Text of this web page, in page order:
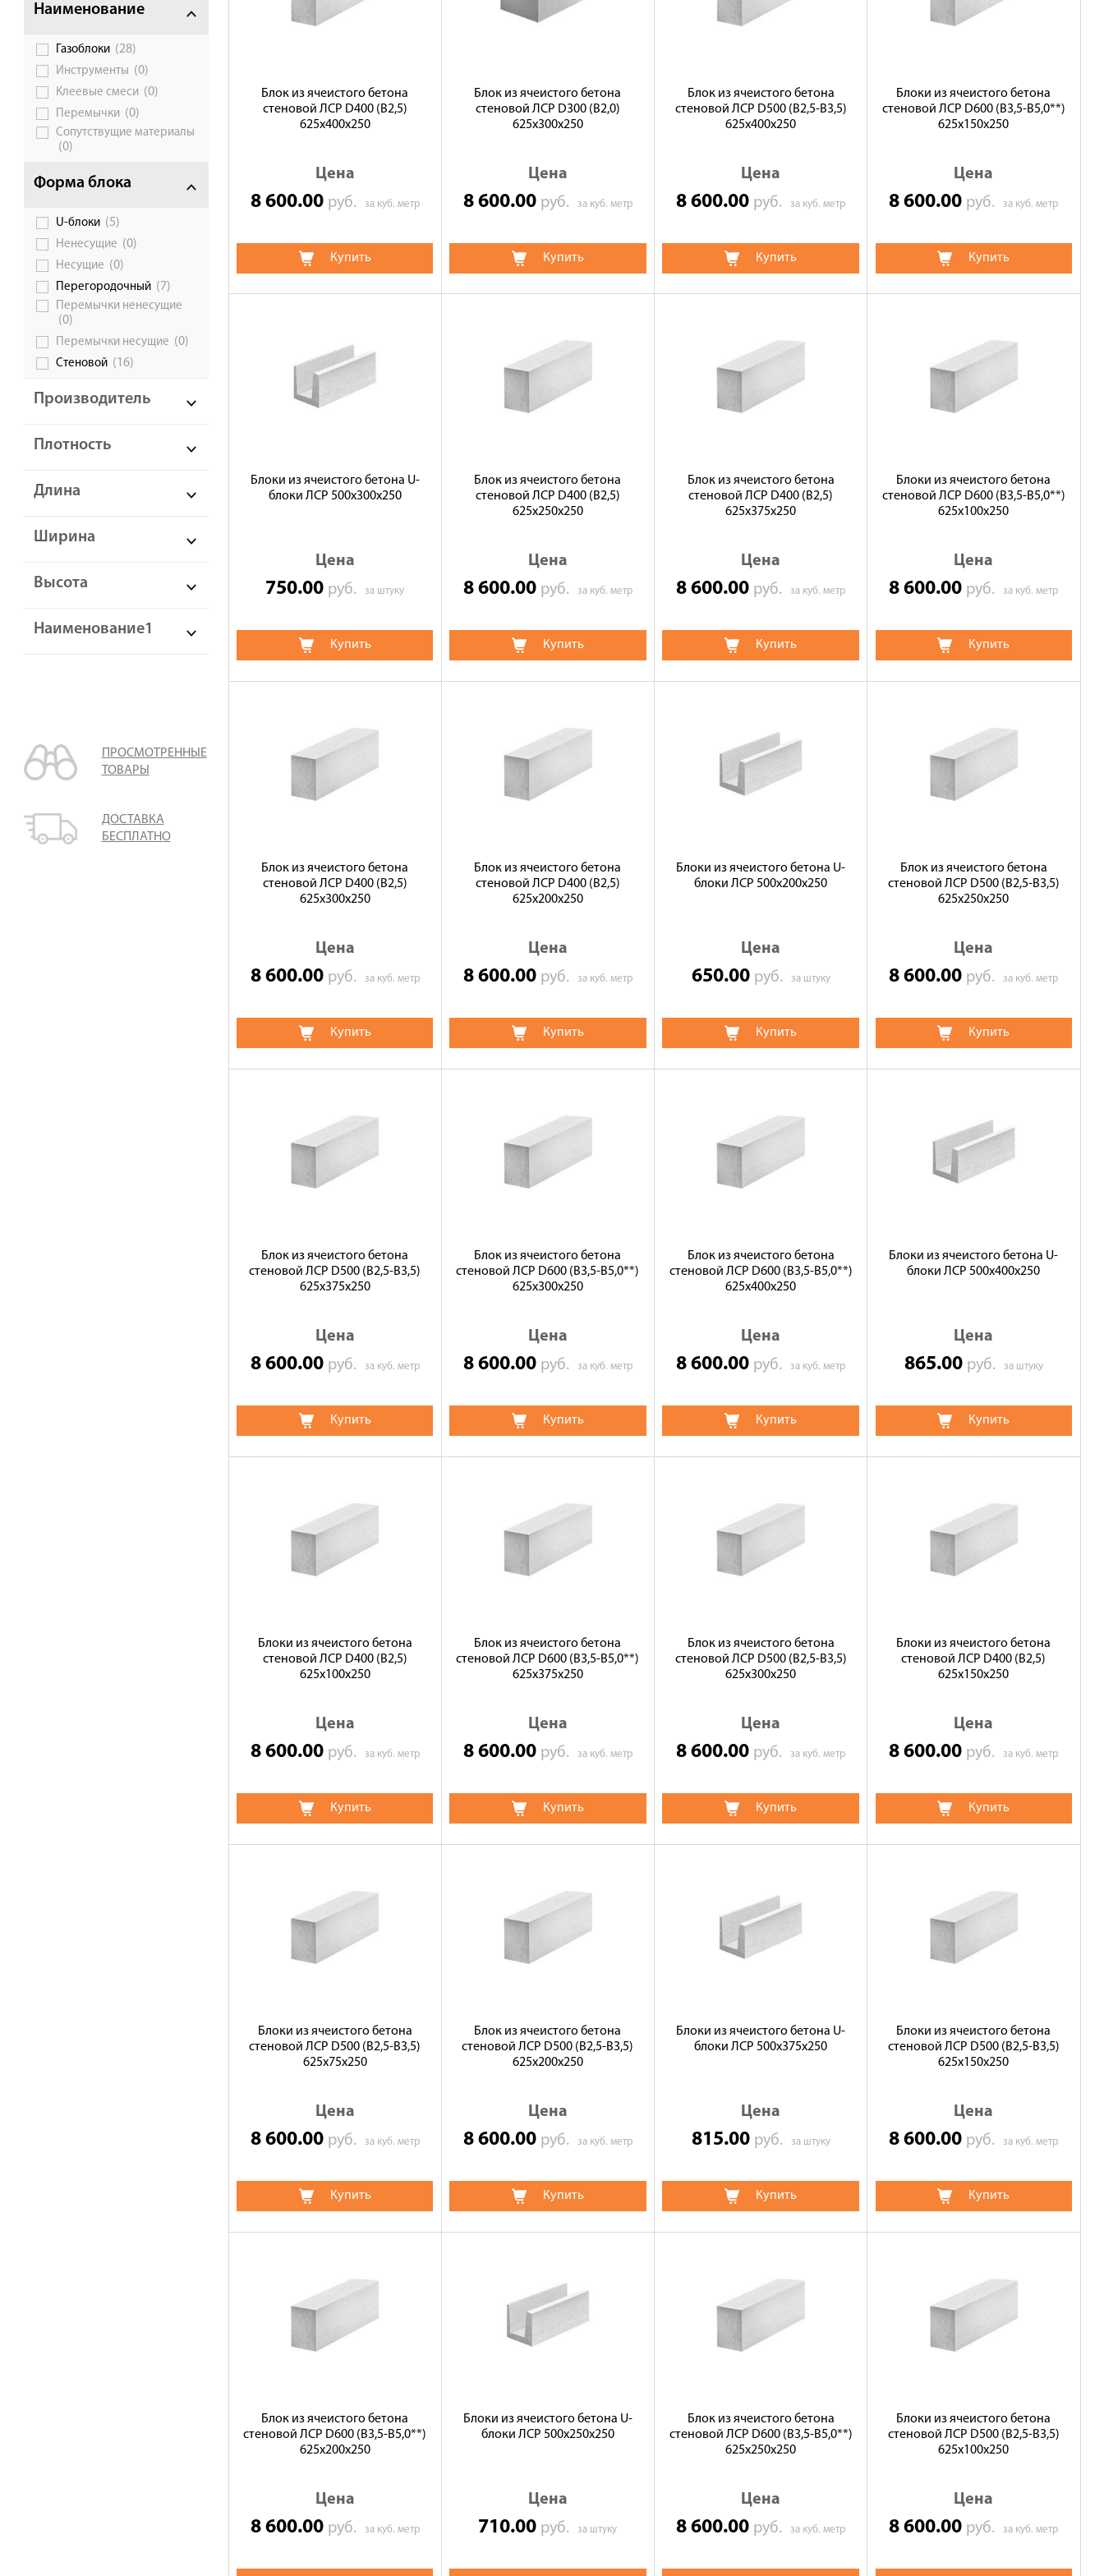
Галерея объектов
Контакты
Наименование
Газоблоки (28)
Инструменты (0)
Клеевые смеси (0)
Перемычки (0)
Сопутствущие материалы
(0)
Форма блока
U-блоки (5)
Ненесущие (0)
Несущие (0)
Перегородочный (7)
Перемычки ненесущие
(0)
Перемычки несущие (0)
Стеновой (16)
Производитель
Плотность
Длина
Ширина
Высота
Наименование1
ПРОСМОТРЕННЫЕ
ТОВАРЫ
ДОСТАВКА
БЕСПЛАТНО
Блок из ячеистого бетона
стеновой ЛСР D400 (B2,5)
625х400х250
Цена
8 600.00 руб. за куб. метр
Купить
Блок из ячеистого бетона
стеновой ЛСР D300 (В2,0)
625х300х250
Цена
8 600.00 руб. за куб. метр
Купить
Блок из ячеистого бетона
стеновой ЛСР D500 (В2,5-B3,5)
625х400х250
Цена
8 600.00 руб.за куб. метр
Купить
Блоки из ячеистого бетона
стеновой ЛСР D600 (В3,5-B5,0**)
625х150х250
Цена
8 600.00 руб.за куб. метр
Купить
Блоки из ячеистого бетона U-
блоки ЛСР 500х300х250
Цена
750.00 руб.за штуку
Купить
Блок из ячеистого бетона
стеновой ЛСР D400 (B2,5)
625х250х250
Цена
8 600.00 руб. за куб. метр
Купить
Блок из ячеистого бетона
стеновой ЛСР D400 (B2,5)
625х375х250
Цена
8 600.00 руб.за куб. метр
Купить
Блоки из ячеистого бетона
стеновой ЛСР D600 (В3,5-B5,0**)
625х100х250
Цена
8 600.00 руб.за куб. метр
Купить
Блок из ячеистого бетона
стеновой ЛСР D400 (B2,5)
625х300х250
Цена
8 600.00 руб. за куб. метр
Купить
Блок из ячеистого бетона
стеновой ЛСР D400 (B2,5)
625х200х250
Цена
8 600.00 руб. за куб. метр
Купить
Блоки из ячеистого бетона U-
блоки ЛСР 500х200х250
Цена
650.00 руб. за штуку
Купить
Блок из ячеистого бетона
стеновой ЛСР D500 (В2,5-B3,5)
625х250х250
Цена
8 600.00 руб.за куб. метр
Купить
Блок из ячеистого бетона
стеновой ЛСР D500 (В2,5-B3,5)
625х375х250
Цена
8 600.00 руб. за куб. метр
Купить
Блок из ячеистого бетона
стеновой ЛСР D600 (В3,5-B5,0**)
625х300х250
Цена
8 600.00 руб. за куб. метр
Купить
Блок из ячеистого бетона
стеновой ЛСР D600 (В3,5-B5,0**)
625х400х250
Цена
8 600.00 руб.за куб. метр
Купить
Блоки из ячеистого бетона U-
блоки ЛСР 500х400х250
Цена
865.00 руб. за штуку
Купить
Блоки из ячеистого бетона
стеновой ЛСР D400 (B2,5)
625х100х250
Цена
8 600.00 руб. за куб. метр
Купить
Блок из ячеистого бетона
стеновой ЛСР D600 (В3,5-B5,0**)
625х375х250
Цена
8 600.00 руб. за куб. метр
Купить
Блок из ячеистого бетона
стеновой ЛСР D500 (В2,5-B3,5)
625х300х250
Цена
8 600.00 руб.за куб. метр
Купить
Блоки из ячеистого бетона
стеновой ЛСР D400 (B2,5)
625х150х250
Цена
8 600.00 руб.за куб. метр
Купить
Блоки из ячеистого бетона
стеновой ЛСР D500 (В2,5-B3,5)
625х75х250
Цена
8 600.00 руб. за куб. метр
Купить
Блок из ячеистого бетона
стеновой ЛСР D500 (В2,5-B3,5)
625х200х250
Цена
8 600.00 руб. за куб. метр
Купить
Блоки из ячеистого бетона U-
блоки ЛСР 500х375х250
Цена
815.00 руб. за штуку
Купить
Блоки из ячеистого бетона
стеновой ЛСР D500 (В2,5-B3,5)
625х150х250
Цена
8 600.00 руб.за куб. метр
Купить
Блок из ячеистого бетона
стеновой ЛСР D600 (В3,5-B5,0**)
625х200х250
Цена
8 600.00 руб. за куб. метр
Блоки из ячеистого бетона U-
блоки ЛСР 500х250х250
Цена
710.00 руб.за штуку
Блок из ячеистого бетона
стеновой ЛСР D600 (В3,5-B5,0**)
625х250х250
Цена
8 600.00 руб.за куб. метр
Блоки из ячеистого бетона
стеновой ЛСР D500 (В2,5-B3,5)
625х100х250
Цена
8 600.00 руб.за куб. метр